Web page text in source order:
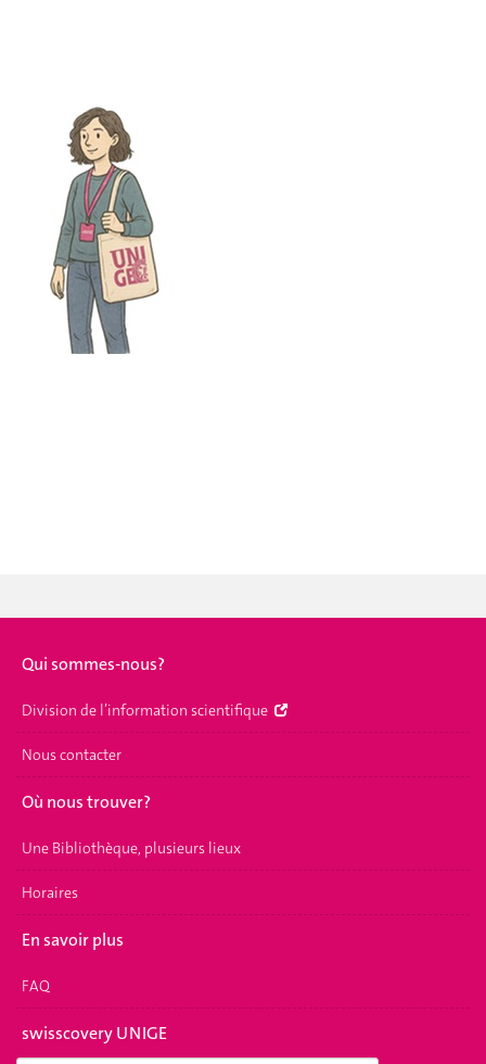
Qui sommes-nous?
Division de l’information scientifique
Nous contacter
Où nous trouver?
Une Bibliothèque, plusieurs lieux
Horaires
En savoir plus
FAQ
swisscovery UNIGE